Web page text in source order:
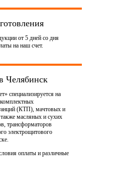
от 5 дней со дня
на наш счет.
Челябинск
специализируется на
(КТП), мачтовых и
масляных и сухих
трансформаторов
электрощитового
оплаты и различные